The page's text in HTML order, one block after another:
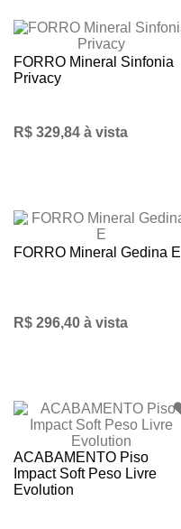
FORRO Mineral Sinfonia
Privacy
R$ 329,84 à vista
FORRO Mineral Gedina E
R$ 296,40 à vista
ACABAMENTO Piso
Impact Soft Peso Livre
Evolution